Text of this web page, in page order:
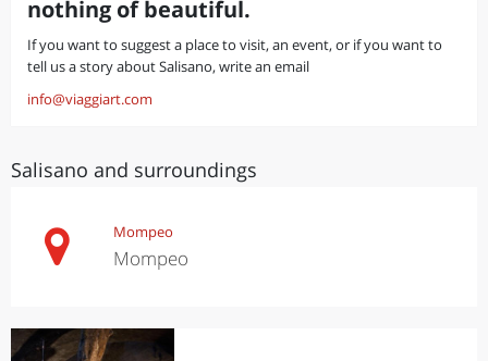
nothing of beautiful.
If you want to suggest a place to visit, an event, or if you want to
tell us a story about Salisano, write an email
info@viaggiart.com
Salisano and surroundings
Mompeo
Mompeo